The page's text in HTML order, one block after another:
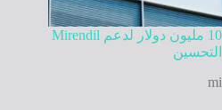
جوجل كلاود تستثمر بأكثر من 100 مليون دولار لدعم Mirendil